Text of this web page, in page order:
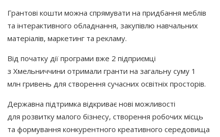
Грантові кошти можна спрямувати на придбання меблів
та інтерактивного обладнання, закупівлю навчальних
матеріалів, маркетинг та рекламу.
Від початку дії програми вже 2 підприємці
з Хмельниччини отримали гранти на загальну суму 1
млн гривень для створення сучасних освітніх просторів.
Державна підтримка відкриває нові можливості
для розвитку малого бізнесу, створення робочих місць
та формування конкурентного креативного середовища